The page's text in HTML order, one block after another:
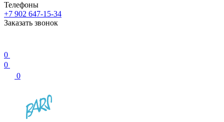
Телефоны
+7 902 647-15-34
Заказать звонок
0
0
0